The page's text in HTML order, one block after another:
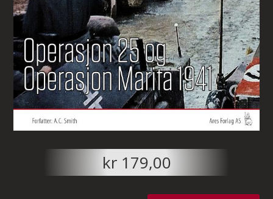
kr179,00